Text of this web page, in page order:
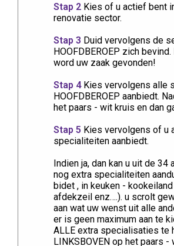
Stap 2 Kies of u actief bent
renovatie sector.
Stap 3 Duid vervolgens de
HOOFDBEROEP zich
word uw zaak gevonden!
Stap 4Kies vervolgens alle
HOOFDBEROEP aanbiedt.
het paars - wit kruis en dan
Stap 5 Kies vervolgens of u
specialiteiten aanbiedt.
Indien ja, dan kan u uit de
nog extra specialiteiten
bidet , in keuken -
afdekzeil enz….). u scrolt
aan wat uw wenst uit alle
er is geen maximum aan te
ALLE extra specialisaties te
LINKSBOVEN op het paars